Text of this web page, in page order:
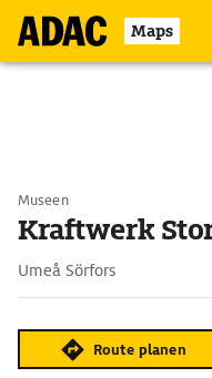
Maps
Museen
Kraftwerk
Umeå Sörfors
Route planen